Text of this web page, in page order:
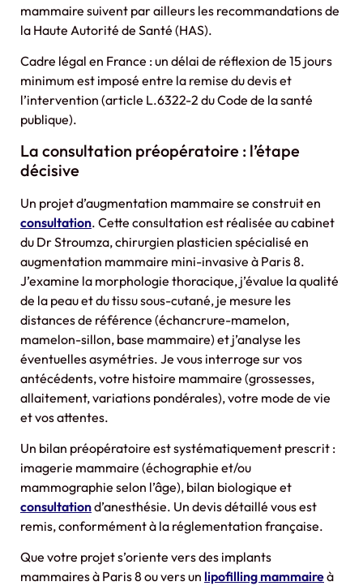
mammaire suivent par ailleurs les recommandations de
la Haute Autorité de Santé (HAS).
Cadre légal en France : un délai de réflexion de 15 jours
minimum est imposé entre la remise du devis et
l’intervention (article L.6322-2 du Code de la santé
publique).
La consultation préopératoire : l’étape
décisive
Un projet d’augmentation mammaire se construit en
consultation. Cette consultation est réalisée au cabinet
du Dr Stroumza, chirurgien plasticien spécialisé en
augmentation mammaire mini-invasive à Paris 8.
J’examine la morphologie thoracique, j’évalue la qualité
de la peau et du tissu sous-cutané, je mesure les
distances de référence (échancrure-mamelon,
mamelon-sillon, base mammaire) et j’analyse les
éventuelles asymétries. Je vous interroge sur vos
antécédents, votre histoire mammaire (grossesses,
allaitement, variations pondérales), votre mode de vie
et vos attentes.
Un bilan préopératoire est systématiquement prescrit :
imagerie mammaire (échographie et/ou
mammographie selon l’âge), bilan biologique et
consultationd’anesthésie. Un devis détaillé vous est
remis, conformément à la réglementation française.
Que votre projet s’oriente vers des implants
mammaires à Paris 8 ou vers un lipofilling mammaireà